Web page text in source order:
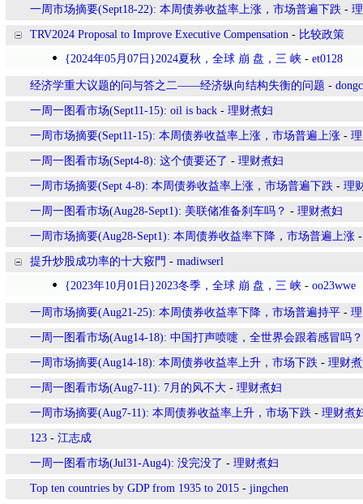
一周市场摘要(Sept18-22): 本周债券收益率上涨，市场普遍下跌 -
TRV2024 Proposal to Improve Executive Compensation - 比较政策
{2024年05月07日}2024夏秋，全球 崩 盘，三 峡 - et0128
经济学重大议题的问与答之二——经济纵向结构失衡的问题 -
一周一图看市场(Sept11-15): oil is back - 理财煮妇
一周市场摘要(Sept11-15): 本周债券收益率上涨，市场普遍上涨 -
一周一图看市场(Sept4-8): 这个债要还了 - 理财煮妇
一周市场摘要(Sept 4-8): 本周债券收益率上涨，市场普遍下跌 - 理
一周一图看市场(Aug28-Sept1): 美联储准备刹车吗？ - 理财煮妇
一周市场摘要(Aug28-Sept1): 本周债券收益率下降，市场普遍上涨
提升炒股成功率的十大竅門 - madiwserl
{2023年10月01日}2023冬季，全球 崩 盘，三 峡 - oo23wwe
一周市场摘要(Aug21-25): 本周债券收益率下降，市场普遍持平 -
一周一图看市场(Aug14-18): 中国打声喷嚏，全世界会跟着感冒吗？
一周市场摘要(Aug14-18): 本周债券收益率上升，市场下跌 - 理财
一周一图看市场(Aug7-11): 7月的风不大 - 理财煮妇
一周市场摘要(Aug7-11): 本周债券收益率上升，市场下跌 - 理财煮
123 - 江志成
一周一图看市场(Jul31-Aug4): 没完没了 - 理财煮妇
Top ten countries by GDP from 1935 to 2015 - jingchen